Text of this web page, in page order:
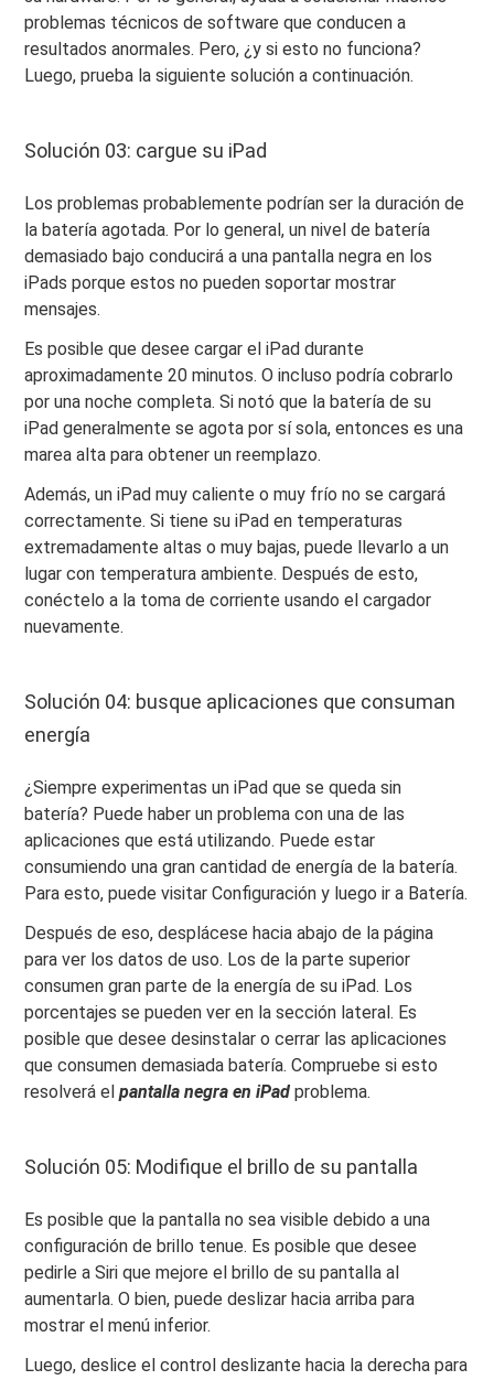
problemas técnicos de software que conducen a
resultados anormales. Pero, ¿y si esto no funciona?
Luego, prueba la siguiente solución a continuación.
Solución 03: cargue su iPad
Los problemas probablemente podrían ser la duración de
la batería agotada. Por lo general, un nivel de batería
demasiado bajo conducirá a una pantalla negra en los
iPads porque estos no pueden soportar mostrar
mensajes.
Es posible que desee cargar el iPad durante
aproximadamente 20 minutos. O incluso podría cobrarlo
por una noche completa. Si notó que la batería de su
iPad generalmente se agota por sí sola, entonces es una
marea alta para obtener un reemplazo.
Además, un iPad muy caliente o muy frío no se cargará
correctamente. Si tiene su iPad en temperaturas
extremadamente altas o muy bajas, puede llevarlo a un
lugar con temperatura ambiente. Después de esto,
conéctelo a la toma de corriente usando el cargador
nuevamente.
Solución 04: busque aplicaciones que consuman
energía
¿Siempre experimentas un iPad que se queda sin
batería? Puede haber un problema con una de las
aplicaciones que está utilizando. Puede estar
consumiendo una gran cantidad de energía de la batería.
Para esto, puede visitar Configuración y luego ir a Batería.
Después de eso, desplácese hacia abajo de la página
para ver los datos de uso. Los de la parte superior
consumen gran parte de la energía de su iPad. Los
porcentajes se pueden ver en la sección lateral. Es
posible que desee desinstalar o cerrar las aplicaciones
que consumen demasiada batería. Compruebe si esto
resolverá elpantalla negra en iPad problema.
Solución 05: Modifique el brillo de su pantalla
Es posible que la pantalla no sea visible debido a una
configuración de brillo tenue. Es posible que desee
pedirle a Siri que mejore el brillo de su pantalla al
aumentarla. O bien, puede deslizar hacia arriba para
mostrar el menú inferior.
Luego, deslice el control deslizante hacia la derecha para